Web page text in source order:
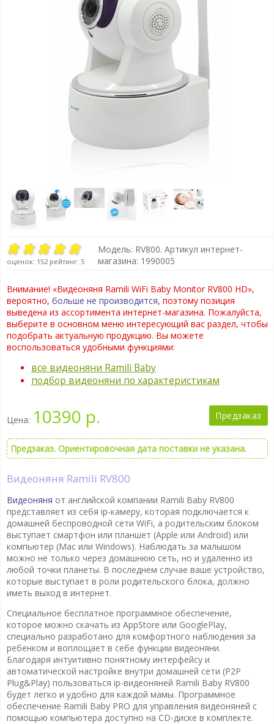
оценок: 152рейтинг: 5
Модель: RV800. Артикул интернет-
магазина: 1990005
Внимание! «Видеоняня Ramili WiFi Baby Monitor RV800 HD»,
вероятно, больше не производится, поэтому позиция
выведена из ассортимента интернет-магазина. Пожалуйста,
выберите в основном меню интересующий вас раздел, чтобы
подобрать актуальную продукцию. Вы можете
воспользоваться удобными функциями:
все видеоняни Ramili Baby
подбор видеоняни по характеристикам
Цена: 10390 р. Предзаказ
Предзаказ. Ориентировочная дата поставки не указана.
Видеоняня Ramili RV800
Видеоняня от английской компании Ramili Baby RV800
представляет из себя ip-камеру, которая подключается к
домашней беспроводной сети WiFi, а родительским блоком
выступает смартфон или планшет (Apple или Android) или
компьютер (Mac или Windows). Наблюдать за малышом
можно не только через домашнюю сеть, но и удаленно из
любой точки планеты. В последнем случае ваше устройство,
которые выступает в роли родительского блока, должно
иметь выход в интернет.
Специальное бесплатное программное обеспечение,
которое можно скачать из AppStore или GooglePlay,
специально разработано для комфортного наблюдения за
ребенком и воплощает в себе функции видеоняни.
Благодаря интуитивно понятному интерфейсу и
автоматической настройке внутри домашней сети (P2P
Plug&Play) пользоваться ip-видеоняней Ramili Baby RV800
будет легко и удобно для каждой мамы. Программное
обеспечение Ramili Baby PRO для управления видеоняней с
помощью компьютера доступно на CD-диске в комплекте.